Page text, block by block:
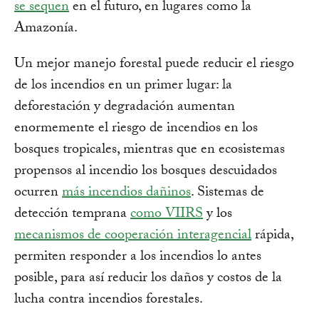
se sequenen el futuro, en lugares como la
Amazonía.
Un mejor manejo forestal puede reducir el riesgo
de los incendios en un primer lugar: la
deforestación y degradación aumentan
enormemente el riesgo de incendios en los
bosques tropicales, mientras que en ecosistemas
propensos al incendio los bosques descuidados
ocurrenmás incendios dañinos. Sistemas de
detección tempranacomo VIIRSy los
mecanismos de cooperación interagencialrápida,
permiten responder a los incendios lo antes
posible, para así reducir los daños y costos de la
lucha contra incendios forestales.